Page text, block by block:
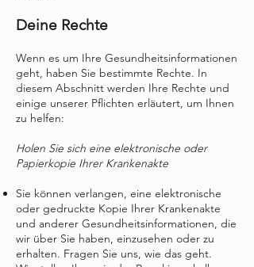
Deine Rechte
Wenn es um Ihre Gesundheitsinformationen
geht, haben Sie bestimmte Rechte. In
diesem Abschnitt werden Ihre Rechte und
einige unserer Pflichten erläutert, um Ihnen
zu helfen:
Holen Sie sich eine elektronische oder
Papierkopie Ihrer Krankenakte
Sie können verlangen, eine elektronische
oder gedruckte Kopie Ihrer Krankenakte
und anderer Gesundheitsinformationen, die
wir über Sie haben, einzusehen oder zu
erhalten. Fragen Sie uns, wie das geht.